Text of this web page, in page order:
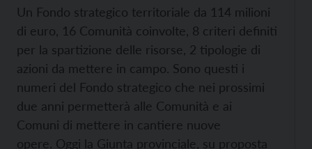
Un Fondo strategico territoriale da 114 milioni
di euro, 16 Comunità coinvolte, 8 criteri definiti
per la spartizione delle risorse, 2 tipologie di
azioni da mettere in campo. Sono questi i
numeri del Fondo strategico che nei prossimi
due anni permetterà alle Comunità e ai
Comuni di mettere in cantiere nuove
opere. Oggi la Giunta provinciale, su proposta